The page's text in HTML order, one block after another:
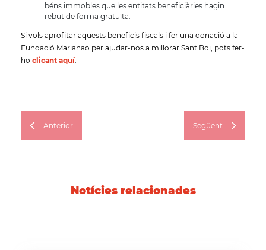
béns immobles que les entitats beneficiàries hagin
rebut de forma gratuïta.
Si vols aprofitar aquests beneficis fiscals i fer una donació a la
Fundació Marianao per ajudar-nos a millorar Sant Boi, pots fer-
ho clicant aquí
Anterior Següent
Notícies relacionades